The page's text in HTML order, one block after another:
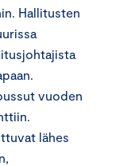
Hallitusten
vuoden
lähes